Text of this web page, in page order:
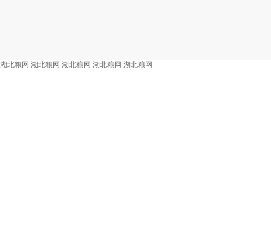
湖北粮网 湖北粮网 湖北粮网 湖北粮网 湖北粮网